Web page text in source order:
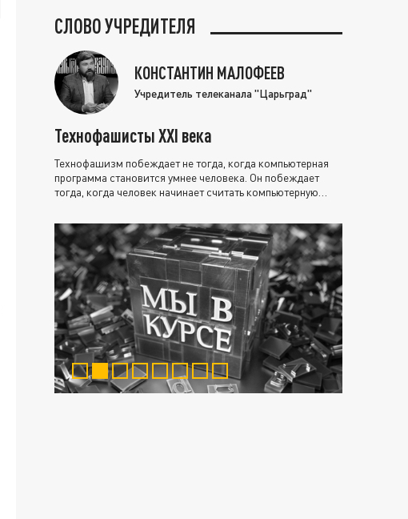
СЛОВО УЧРЕДИТЕЛЯ
КОНСТАНТИН МАЛОФЕЕВ
Учредитель телеканала "Царьград"
Технофашисты XXI века
Технофашизм побеждает не тогда, когда компьютерная
программа становится умнее человека. Он побеждает
тогда, когда человек начинает считать компьютерную